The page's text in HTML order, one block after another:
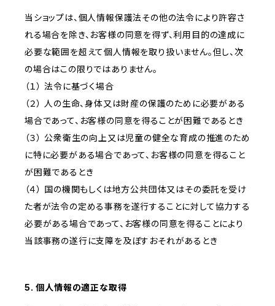
当ショップは、個人情報保護法その他の法令により許容さ
れる場合を除き、お客様の同意を得ず、利用目的の達成に
必要な範囲を超えて個人情報を取り扱いません。但し、次
の場合はこの限りではありません。
（１） 法令に基づく場合
（２） 人の生命、身体又は財産の保護のために必要がある
場合であって、お客様の同意を得ることが困難であるとき
（３） 公衆衛生の向上又は児童の健全な育成の推進のため
に特に必要がある場合であって、お客様の同意を得ること
が困難であるとき
（４） 国の機関もしくは地方公共団体又はその委託を受け
た者が法令の定める事務を遂行することに対して協力する
必要がある場合であって、お客様の同意を得ることにより
当該事務の遂行に支障を及ぼすおそれがあるとき
5. 個人情報の適正な取得